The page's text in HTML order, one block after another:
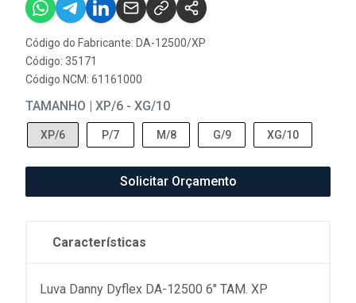
Código do Fabricante: DA-12500/XP
Código: 35171
Código NCM: 61161000
TAMANHO | XP/6 - XG/10
XP/6 P/7 M/8 G/9 XG/10
Solicitar Orçamento
Características
Luva Danny Dyflex DA-12500 6" TAM. XP